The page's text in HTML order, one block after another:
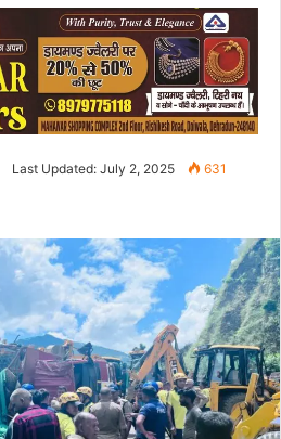
Last Updated: July 2, 2025 631